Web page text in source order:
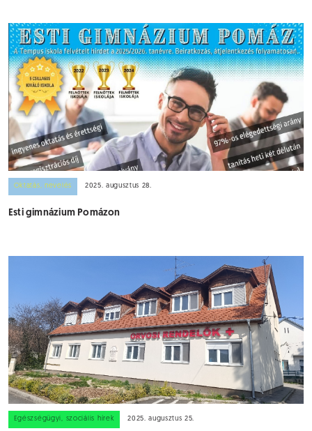
Oktatás, nevelés 2025. augusztus 28.
Esti gimnázium Pomázon
Egészségügyi, szociális hírek 2025. augusztus 25.